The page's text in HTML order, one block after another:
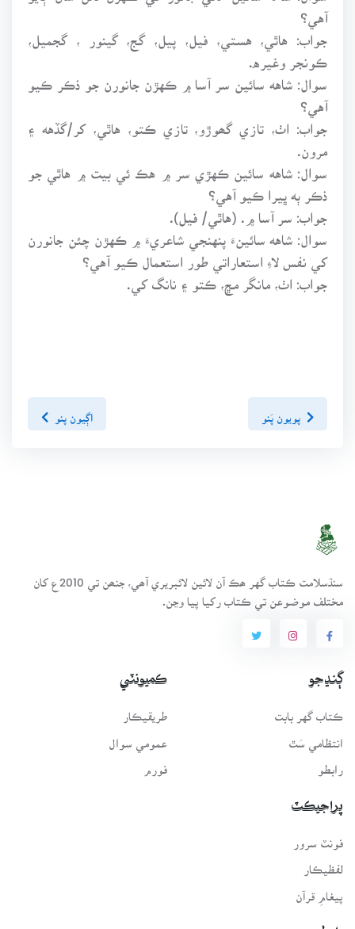
آهي؟
جواب: هاٿي، هستي، فيل، پيل، گج، گينور ، گجميل،
ڪونجر وغيره.
سوال: شاهه سائين سر آسا ۾ ڪهڙن جانورن جو ذڪر ڪيو
آهي؟
جواب: اٺ، تازي گھوڙو، تازي ڪتو، هاٿي، کر/گڏهه ۽
سوال: شاهه سائين ڪهڙي سر ۾ هڪ ئي بيت ۾ هاٿي جو
ذڪر ٻه ڀيرا ڪيو آهي؟
جواب: سر آسا ۾. (هاٿي/ فيل).
سوال: شاهه سائينءَ پنهنجي شاعريءَ ۾ ڪهڙن چئن جانورن
کي نفس لاءِ استعاراتي طور استعمال ڪيو آهي؟
جواب: اٺ، مانگر مڇ، ڪتو ۽ نانگ کي.
پويون پَنو اڳيون پنو
سنڌسلامت ڪتاب گهر ھڪ آن لائين لائبريري آھي، جنھن تي 2010ع کان
مختلف موضوعن تي ڪتاب رکيا پيا وڃن.
ڳنڍجو
ڪتاب گهر بابت
انتظامي سَٿ
رابطو
ڪميونٽي
طريقيڪار
عمومي سوال
فورم
پراجيڪٽ
لفظيڪار
پيغامِ قرآن